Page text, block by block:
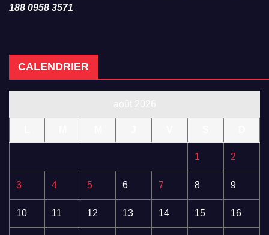
188 0958 3571
CALENDRIER
1 2
3 4 5 6 7 8 9
10 11 12 13 14 15 16